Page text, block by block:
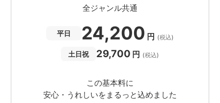
全ジャンル共通
平日 24,200 円 (税込)
土日祝 29,700 円 (税込)
この基本料に
安心・うれしいをまるっと込めました